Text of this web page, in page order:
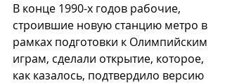
В конце 1990-х годов рабочие,
строившие новую станцию метро в
рамках подготовки к Олимпийским
играм, сделали открытие, которое,
как казалось, подтвердило версию